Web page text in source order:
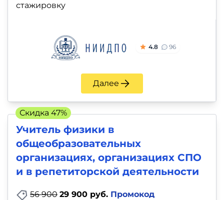
стажировку
4.8 96
Далее
Учитель физики в
общеобразовательных
организациях, организациях СПО
и в репетиторской деятельности
56 900 29 900 руб. Промокод
Скидка 47%